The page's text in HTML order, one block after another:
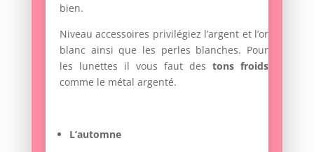
bien.
Niveau accessoires privilégiez l’argent et l’or
blanc ainsi que les perles blanches. Pour
les lunettes il vous faut destons froids
comme le métal argenté.
L’automne